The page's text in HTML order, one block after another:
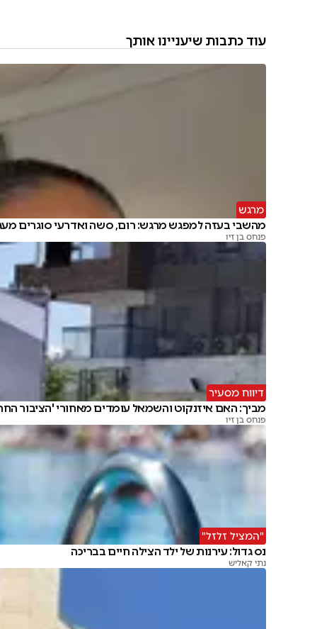
עוד כתבות שיעניינו אותך
מרגש
מהשבי בעזה למפגש מרגש: רום, סשה ואדרעי סוגרים
פנחס בן זיו
דיווח מסעיר
מביך: האם איזנקוט והשמאל עומדים מאחורי 'הציבור
פנחס בן זיו
"המציל זלזל"
נס גדול: עירנות של ילד הצילה חיים בבריכה
נתי קאליש